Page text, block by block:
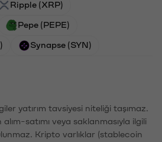
Ripple (XRP)
Pepe (PEPE)
Synapse (SYN)
yatırım tavsiyesi niteliği taşımaz.
satımı veya saklanmasıyla ilgili
Kripto varlıklar (stablecoin